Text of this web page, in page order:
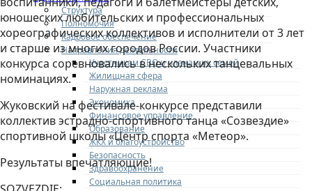
Структура
Полномочия
Кадровое обеспечение
Направления деятельности
Участникам СВО и членам их семей
Жилищная сфера
Наружная реклама
Экономика
Финансовое управление
Образование
ЖКХ и благоустройство
Безопасность
Здравоохранение
Социальная политика
юношеских любительских и профессиональных
хореографических коллективов и исполнители от 3 лет
и старше из многих городов России. Участники
конкурса соревновались в нескольких танцевальных
номинациях.
Жуковский на фестивале-конкурсе представили
коллектив эстрадно-спортивного танца «Созвездие»
спортивной школы «Центр спорта «Метеор».
Результаты впечатляющие!